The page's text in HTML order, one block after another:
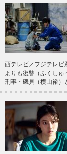
西テレビ／フジテレ
よりも復讐（ふくしゅ
刑事・磯貝（横山裕